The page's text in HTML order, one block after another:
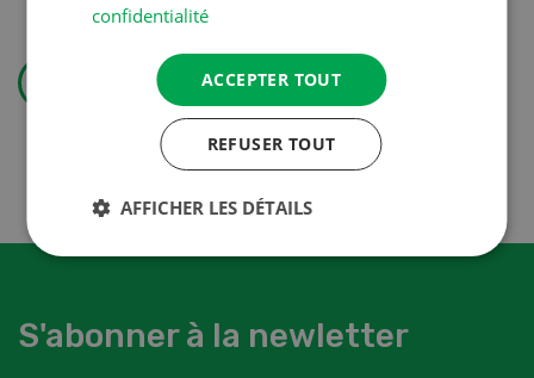
Production végétale
Couverts végétaux: objectifs
clairs, bénéfices durables
S'abonner à la newletter
confidentialité
ACCEPTER TOUT
REFUSER TOUT
AFFICHER LES DÉTAILS